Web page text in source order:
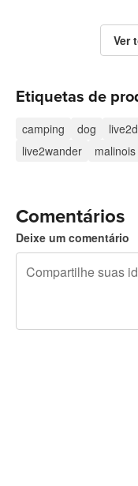
Ver
Etiquetas de
camping dog
live2wander
malinois
Comentários
Deixe um comentário